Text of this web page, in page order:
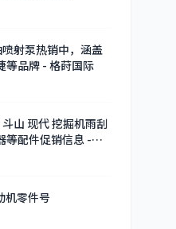
射泵热销中，涵盖
等品牌 - 格莳国际
山 现代 挖掘机雨刮
等配件促销信息 -
机零件号